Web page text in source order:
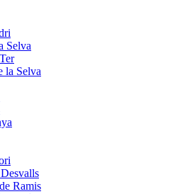
Selva
la Selva
Ramis